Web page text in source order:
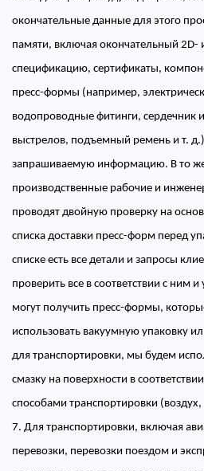
окончательные данные для этого
памяти, включая окончательный
спецификацию, сертификаты,
пресс-формы (например,
водопроводные фитинги, сердечник
выстрелов, подъемный ремень и т.
запрашиваемую информацию. В то
производственные рабочие и
проводят двойную проверку на
списка доставки пресс-форм перед
списке есть все детали и запросы
проверить все в соответствии с ним
могут получить пресс-формы,
использовать вакуумную упаковку
для транспортировки, мы будем
смазку на поверхности в
способами транспортировки
7. Для транспортировки, включая
перевозки, перевозки поездом и